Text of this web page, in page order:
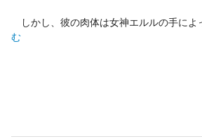
しかし、彼の肉体は女神エルルの手によ
む